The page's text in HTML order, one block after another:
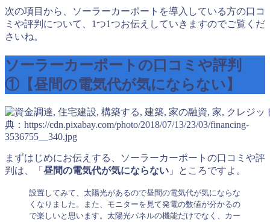
次の項目から、ソーラーカーポートを導入している方の口コ
ミや評判について、1つ1つお伝えしていきますのでご覧くだ
さいね。
ソーラーカーポートの口コミや評判
①【昼間の電気代が気にならない】
典：https://cdn.pixabay.com/photo/2018/07/13/23/03/financing-
3536755__340.jpg
まずはじめにお伝えする、ソーラーカーポートの口コミや評
判は、「 昼間の電気代が気にならない 」ところですよ。
設置してみて、太陽光があるので昼間の電気代が気にならな
くなりました。また、モニターを見て発電の数値が分かるの
で楽しいと思います。太陽光パネルの機能だけでなく、カー